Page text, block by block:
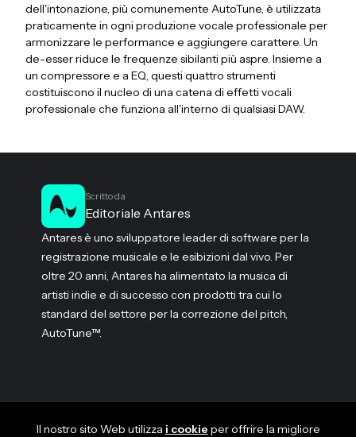
dell'intonazione, più comunemente AutoTune, è utilizzata
praticamente in ogni produzione vocale professionale per
armonizzare le performance e aggiungere carattere. Un
de-esser riduce le frequenze sibilanti più aspre. Insieme a
un compressore e a EQ, questi quattro strumenti
costituiscono il nucleo di una catena di effetti vocali
professionale che funziona all'interno di qualsiasi DAW.
Scritto da
Editoriale Antares
Antares è uno sviluppatore leader di software per la
registrazione musicale e le esibizioni dal vivo. Per
oltre 20 anni, Antares ha alimentato la musica di
artisti indie e di successo con prodotti tra cui lo
standard del settore per la correzione del pitch,
AutoTune™.
Il nostro sito Web utilizza i cookie per offrire la migliore